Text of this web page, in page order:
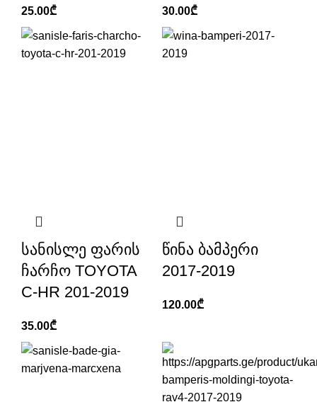
25.00₾ 30.00₾
სანისლე ფარის
ჩარჩო TOYOTA
C-HR 201-2019
35.00₾
წინა ბამპერი
2017-2019
120.00₾